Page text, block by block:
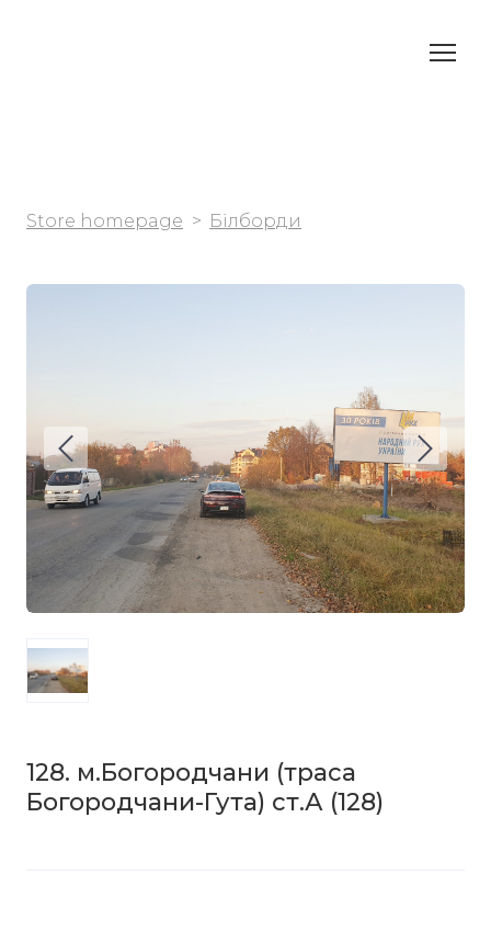
Store homepage Білборди
128. м.Богородчани (траса
Богородчани-Гута) ст.А (128)